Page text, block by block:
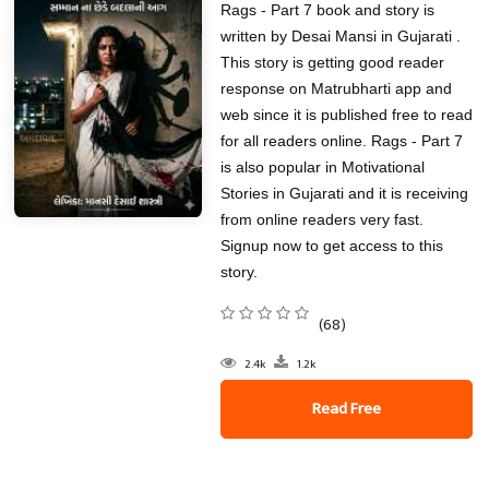
Rags - Part 7 book and story is
written by Desai Mansi in Gujarati .
This story is getting good reader
response on Matrubharti app and
web since it is published free to read
for all readers online. Rags - Part 7
is also popular in Motivational
Stories in Gujarati and it is receiving
from online readers very fast.
Signup now to get access to this
story.
(68)
2.4k 1.2k
Read Free